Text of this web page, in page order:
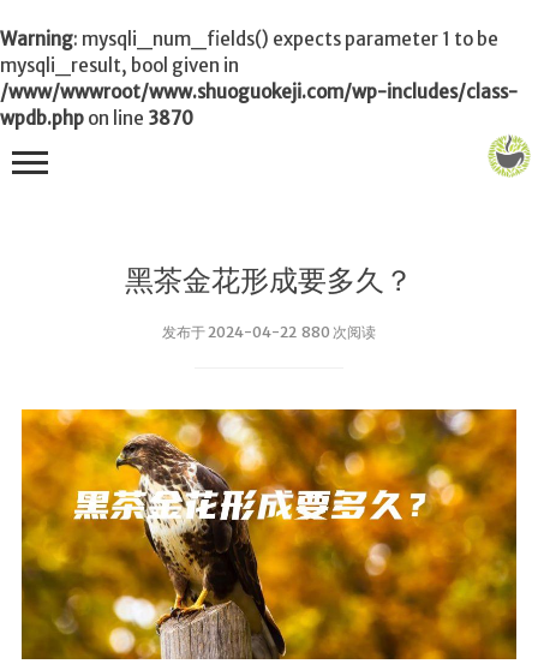
Warning: mysqli_num_fields() expects parameter 1 to be
mysqli_result, bool given in
/www/wwwroot/www.shuoguokeji.com/wp-includes/class-
wpdb.php on line 3870
黑茶金花形成要多久？
发布于 2024-04-22 880 次阅读
首页
品茶
泡茶
茶品
饮茶技巧
茶叶品种和
类别
花茶